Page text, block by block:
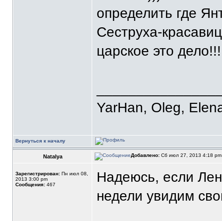
определить где
Сеструха-
царское это дело!!!
YarHan, Oleg,
Вернуться к началу
Natalya Добавлено: Сб июл 27, 2013 4:18
Зарегистрирован: Пн июл 08,
2013 3:00 pm
Сообщения: 467
Надеюсь, если
недели увидим